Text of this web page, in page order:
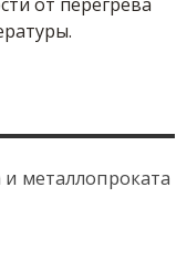
металлопроката